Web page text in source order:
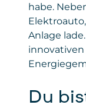
habe.
Anlage
Du